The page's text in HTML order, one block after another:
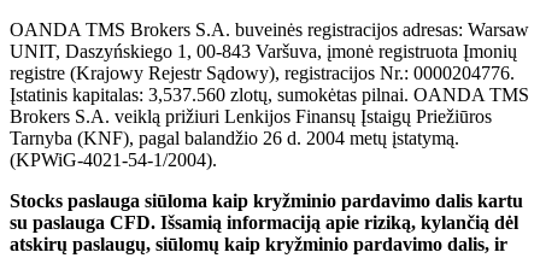
OANDA TMS Brokers S.A. buveinės registracijos adresas: Warsaw
UNIT, Daszyńskiego 1, 00-843 Varšuva, įmonė registruota Įmonių
registre (Krajowy Rejestr Sądowy), registracijos Nr.: 0000204776.
Įstatinis kapitalas: 3,537.560 zlotų, sumokėtas pilnai. OANDA TMS
Brokers S.A. veiklą prižiuri Lenkijos Finansų Įstaigų Priežiūros
Tarnyba (KNF), pagal balandžio 26 d. 2004 metų įstatymą.
(KPWiG-4021-54-1/2004).
Stocks paslauga siūloma kaip kryžminio pardavimo dalis kartu
su paslauga CFD. Išsamią informaciją apie riziką, kylančią dėl
atskirų paslaugų, siūlomų kaip kryžminio pardavimo dalis, ir